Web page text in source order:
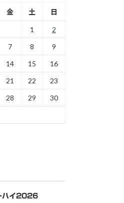
金 土 日
1
2
7 8
9
14 15
16
21 22
23
28 29
30
ハイ2026